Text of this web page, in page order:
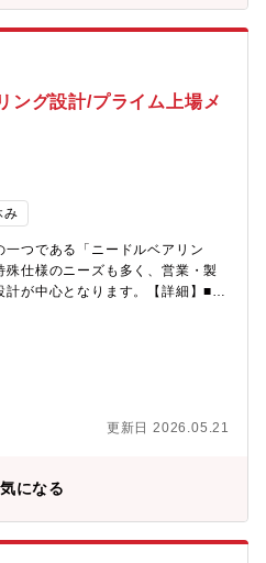
場所行っているため、各部署と連
キルアップが望めます■ゆくゆく
計に関わっていただくことも想
ング設計/プライム上場メ
み
一つである「ニードルベアリン
仕様のニーズも多く、営業・製
が中心となります。【詳細】■納
向上 など 【組織構成】技術セン
平均年齢38歳）※技術部にはその
課（8名）があります【働く環
も高いです。勤怠管理はきちんと
は＞転動体にニードル（針）状の
高さが低く、負荷容量が大きいの
クト化し、省スペース化に貢献す
刷機械、産業用ロボット、建設
います。
更新日 2026.05.21
気になる